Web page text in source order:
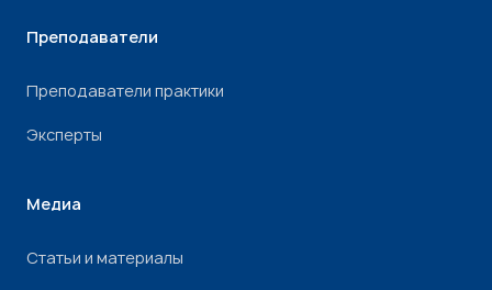
Преподаватели
Преподаватели практики
Эксперты
Медиа
Статьи и материалы